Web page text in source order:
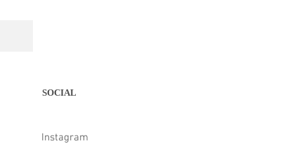
SOCIAL
Instagram